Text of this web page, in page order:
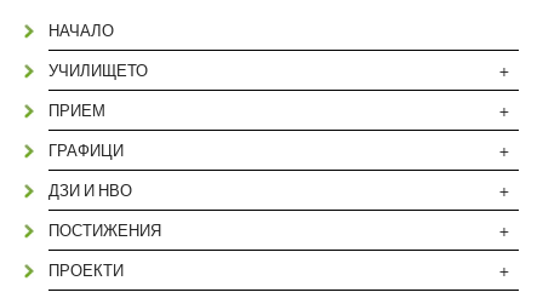
НАЧАЛО
+
УЧИЛИЩЕТО
+
ПРИЕМ
+
ГРАФИЦИ
+
ДЗИ И НВО
+
ПОСТИЖЕНИЯ
+
ПРОЕКТИ